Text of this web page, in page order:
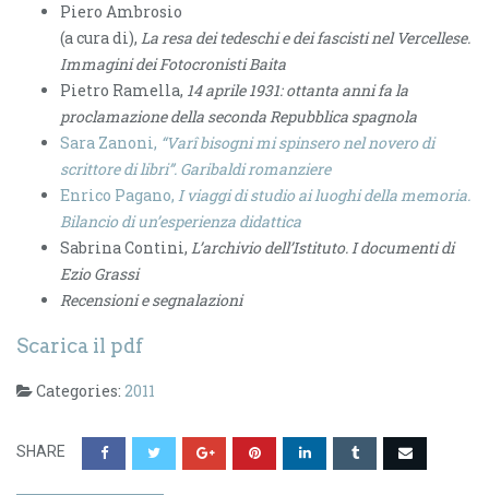
Piero Ambrosio
(a cura di), La resa dei tedeschi e dei fascisti nel Vercellese.
Immagini dei Fotocronisti Baita
Pietro Ramella, 14 aprile 1931: ottanta anni fa la
proclamazione della seconda Repubblica spagnola
Sara Zanoni, “Varî bisogni mi spinsero nel novero di
scrittore di libri”. Garibaldi romanziere
Enrico Pagano, I viaggi di studio ai luoghi della memoria.
Bilancio di un’esperienza didattica
Sabrina Contini, L’archivio dell’Istituto. I documenti di
Ezio Grassi
Recensioni e segnalazioni
Scarica il pdf
Categories: 2011
SHARE